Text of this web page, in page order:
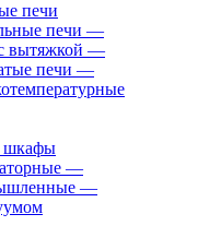
печи
печи —
вытяжкой —
печи —
шкафы
—
—